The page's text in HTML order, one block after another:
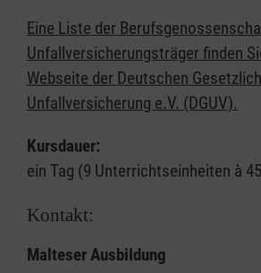
Eine Liste der
Unfallversicherungsträger finden
Webseite der Deutschen
Unfallversicherung e.V. (DGUV).
Kursdauer:
ein Tag (9 Unterrichtseinheiten à
Kontakt:
Malteser Ausbildung